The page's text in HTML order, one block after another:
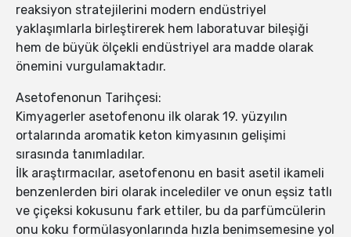
reaksiyon stratejilerini modern endüstriyel
yaklaşımlarla birleştirerek hem laboratuvar bileşiği
hem de büyük ölçekli endüstriyel ara madde olarak
önemini vurgulamaktadır.
Asetofenonun Tarihçesi:
Kimyagerler asetofenonu ilk olarak 19. yüzyılın
ortalarında aromatik keton kimyasının gelişimi
sırasında tanımladılar.
İlk araştırmacılar, asetofenonu en basit asetil ikameli
benzenlerden biri olarak incelediler ve onun eşsiz tatlı
ve çiçeksi kokusunu fark ettiler, bu da parfümcülerin
onu koku formülasyonlarında hızla benimsemesine yol